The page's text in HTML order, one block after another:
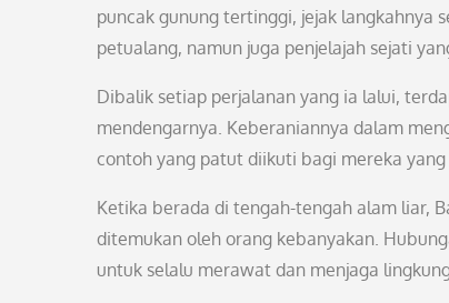
puncak gunung tertinggi, jejak langkahnya
petualang, namun juga penjelajah sejati
Dibalik setiap perjalanan yang ia lalui,
mendengarnya. Keberaniannya dalam
contoh yang patut diikuti bagi mereka
Ketika berada di tengah-tengah alam liar,
ditemukan oleh orang kebanyakan.
untuk selalu merawat dan menjaga